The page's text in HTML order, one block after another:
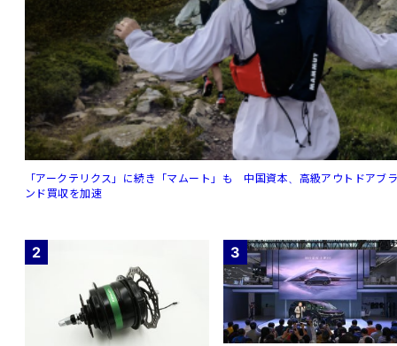
「アークテリクス」に続き「マムート」も 中国資本、高級アウトドアブ
ンド買収を加速
2 3